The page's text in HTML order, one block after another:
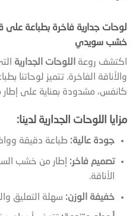
لوحات جدارية فاخرة بطباعة
خشب سويدي
اكتشف روعة اللوحات الجدارية
والأناقة الفاخرة. تتميز لوحاتنا
كانفس، مشدودة بعناية على
مزايا اللوحات الجدارية لدينا:
جودة عالية: طباعة دقيقة
تصميم فاخر: إطار من خشب
الأناقة.
خفيفة الوزن: سهلة التعليق